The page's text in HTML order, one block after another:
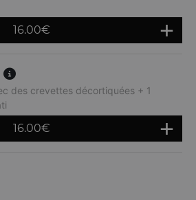
16.00€
des crevettes décortiquées + 1
16.00€